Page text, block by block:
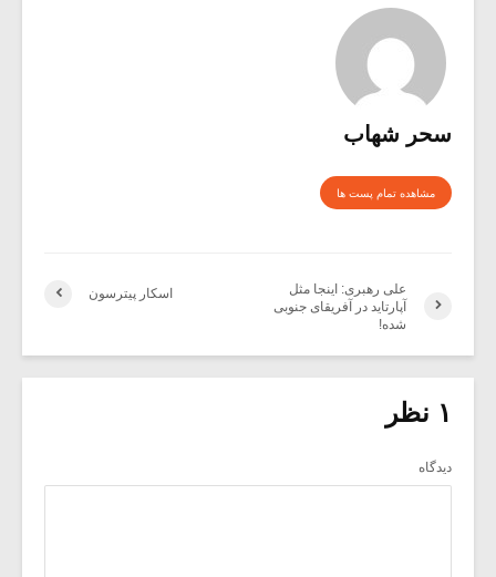
سحر شهاب
مشاهده تمام پست ها
اسکار پیترسون
علی رهبری: اینجا مثل
آپارتاید در آفریقای جنوبی
شده!
۱ نظر
دیدگاه